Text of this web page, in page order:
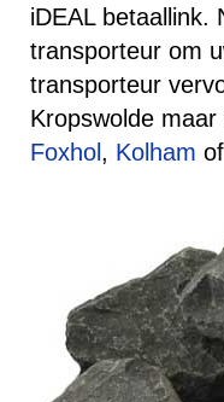
iDEAL betaallink.
transporteur om
transporteur
Kropswolde
Foxhol , Kolham of